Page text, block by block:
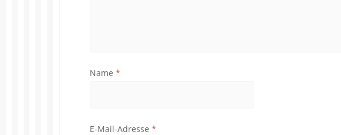
Name *
E-Mail-Adresse *